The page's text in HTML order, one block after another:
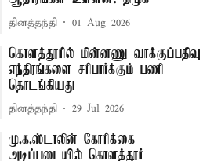
தினத்தந்தி 01 Aug 2026
கொளத்தூரில் மின்னணு வாக்குப்பதிவு
எந்திரங்களை சரிபார்க்கும் பணி
தொடங்கியது
தினத்தந்தி 29 Jul 2026
மு.க.ஸ்டாலின் கோரிக்கை
அடிப்படையில் கொளத்தூர்